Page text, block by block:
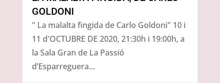
GOLDONI
" La malalta fingida de Carlo Goldoni" 10 i
11 d'OCTUBRE DE 2020, 21:30h i 19:00h, a
la Sala Gran de La Passió
d’Esparreguera...